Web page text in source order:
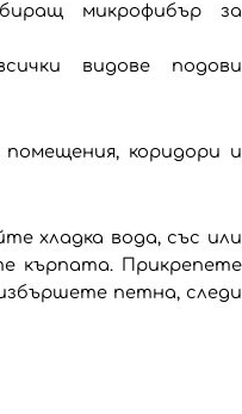
микрофибър за
видове подови
коридори и
хладка вода, със или
кърпата. Прикрепете
петна, следи